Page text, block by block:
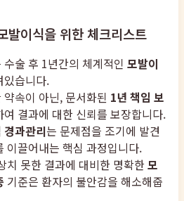
발이식을 위한 체크리스트
술 후 1년간의 체계적인 모발이
있습니다.
약속이 아닌, 문서화된 1년 책임 보
여 결과에 대한 신뢰를 보장합니다.
경과관리는 문제점을 조기에 발견
이끌어내는 핵심 과정입니다.
치 못한 결과에 대비한 명확한모
기준은 환자의 불안감을 해소해줍